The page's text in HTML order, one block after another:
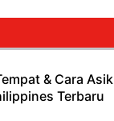
& Cara Asik
Terbaru